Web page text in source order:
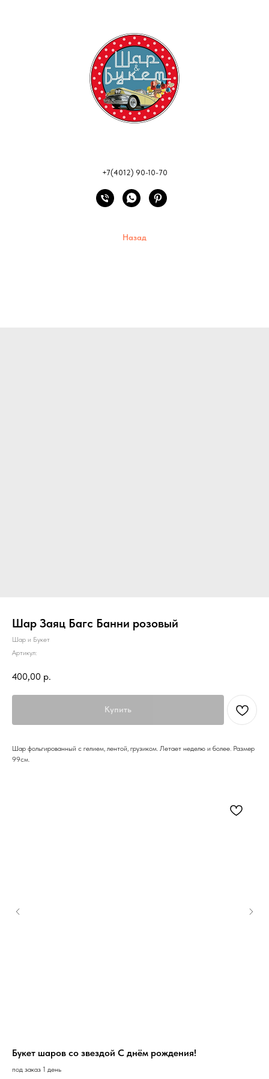
+7(4012) 90-10-70
Назад
Шар Заяц Багс Банни розовый
Шар и Букет
Артикул:
400,00 р.
Купить
Шар фольгированный с гелием, лентой, грузиком. Летает неделю и более. Размер
99см.
Букет шаров со звездой С днём рождения!
под заказ 1 день